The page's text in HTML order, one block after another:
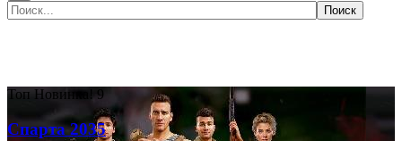
Топ Новинка! 9
Спарта 2035